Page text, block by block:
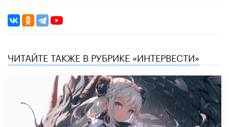
ЧИТАЙТЕ ТАКЖЕ В РУБРИКЕ «ИНТЕРВЕСТИ»